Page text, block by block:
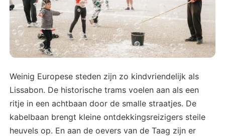
Weinig Europese steden zijn zo kindvriendelijk als
Lissabon. De historische trams voelen aan als een
ritje in een achtbaan door de smalle straatjes. De
kabelbaan brengt kleine ontdekkingsreizigers steile
heuvels op. En aan de oevers van de Taag zijn er